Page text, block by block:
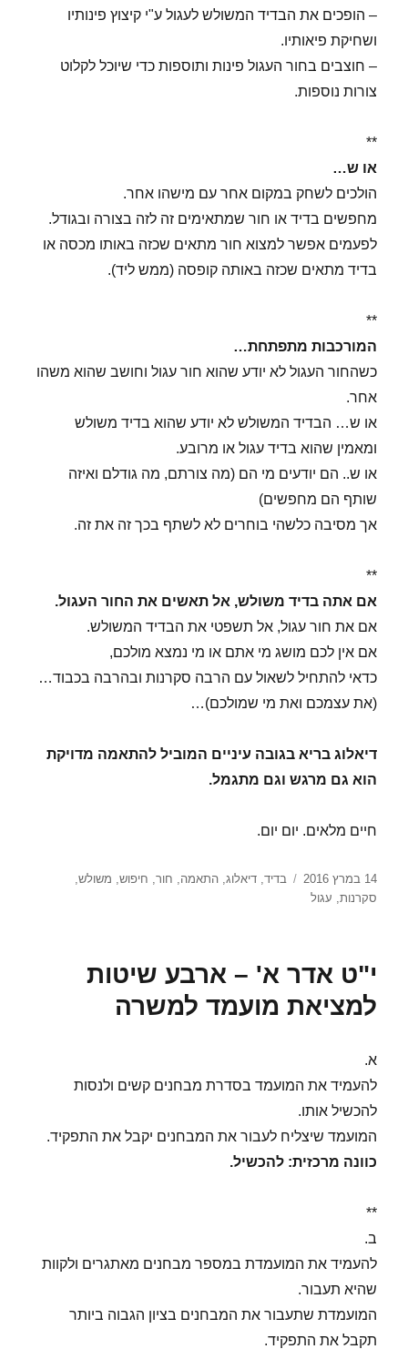
– הופכים את הבדיד המשולש לעגול ע"י קיצוץ פינותיו
ושחיקת פיאותיו.
– חוצבים בחור העגול פינות ותוספות כדי שיוכל לקלוט
צורות נוספות.
**
או ש…
הולכים לשחק במקום אחר עם מישהו אחר.
מחפשים בדיד או חור שמתאימים זה לזה בצורה ובגודל.
לפעמים אפשר למצוא חור מתאים שכזה באותו מכסה או
בדיד מתאים שכזה באותה קופסה (ממש ליד).
**
המורכבות מתפתחת…
כשהחור העגול לא יודע שהוא חור עגול וחושב שהוא משהו
אחר.
או ש… הבדיד המשולש לא יודע שהוא בדיד משולש
ומאמין שהוא בדיד עגול או מרובע.
או ש.. הם יודעים מי הם (מה צורתם, מה גודלם ואיזה
שותף הם מחפשים)
אך מסיבה כלשהי בוחרים לא לשתף בכך זה את זה.
**
אם אתה בדיד משולש, אל תאשים את החור העגול.
אם את חור עגול, אל תשפטי את הבדיד המשולש.
אם אין לכם מושג מי אתם או מי נמצא מולכם,
כדאי להתחיל לשאול עם הרבה סקרנות ובהרבה בכבוד…
(את עצמכם ואת מי שמולכם)…
דיאלוג בריא בגובה עיניים המוביל להתאמה מדויקת
הוא גם מרגש וגם מתגמל.
חיים מלאים. יום יום.
פורסם
בתאריך
14 במרץ 2016 תגיות
בדיד,דיאלוג,התאמה, חור, חיפוש, משולש,
סקרנות, עגול
י"ט אדר א' – ארבע שיטות
למציאת מועמד למשרה
א.
להעמיד את המועמד בסדרת מבחנים קשים ולנסות
להכשיל אותו.
המועמד שיצליח לעבור את המבחנים יקבל את התפקיד.
כוונה מרכזית: להכשיל.
**
ב.
להעמיד את המועמדת במספר מבחנים מאתגרים ולקוות
שהיא תעבור.
המועמדת שתעבור את המבחנים בציון הגבוה ביותר
תקבל את התפקיד.